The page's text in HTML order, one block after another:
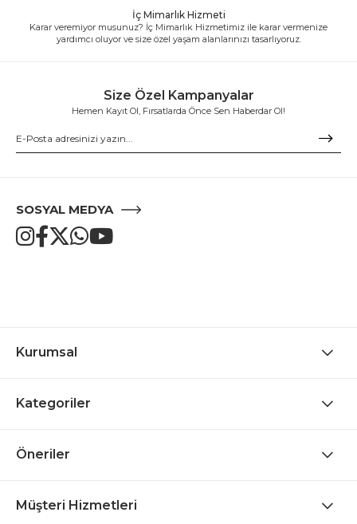
İç Mimarlık Hizmeti
Karar veremiyor musunuz? İç Mimarlık Hizmetimiz ile karar vermenize
yardımcı oluyor ve size özel yaşam alanlarınızı tasarlıyoruz.
Size Özel Kampanyalar
Hemen Kayıt Ol, Fırsatlarda Önce Sen Haberdar Ol!
SOSYAL MEDYA
Kurumsal
Kategoriler
Öneriler
Müşteri Hizmetleri